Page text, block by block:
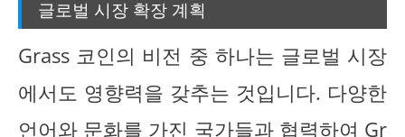
글로벌 시장 확장 계획
Grass 코인의 비전 중 하나는 글로벌 시장
에서도 영향력을 갖추는 것입니다. 다양한
언어와 문화를 가진 국가들과 협력하여 Gr